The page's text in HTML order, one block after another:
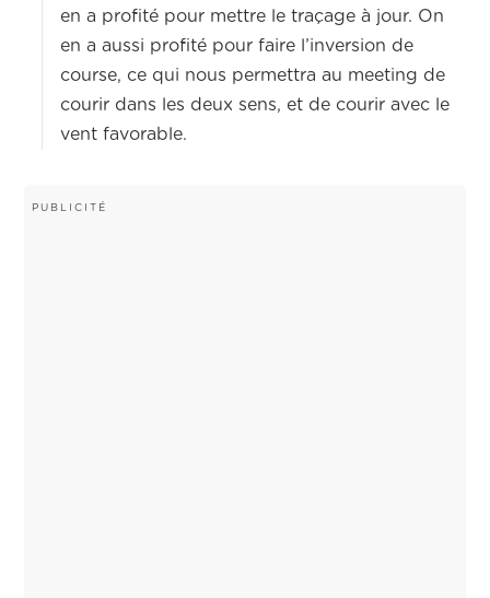
en a profité pour mettre le traçage à jour. On
en a aussi profité pour faire l’inversion de
course, ce qui nous permettra au meeting de
courir dans les deux sens, et de courir avec le
vent favorable.